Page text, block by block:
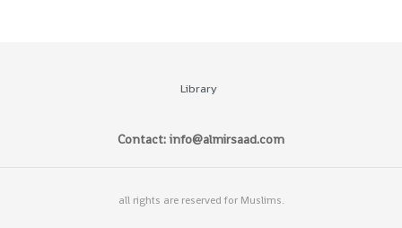
Library
Contact: info@almirsaad.com
all rights are reserved for Muslims.